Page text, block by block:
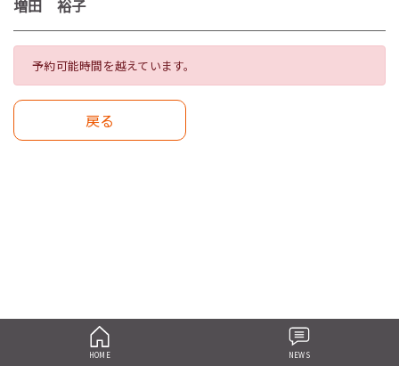
増田 裕子
予約可能時間を越えています。
戻る
HOME NEWS